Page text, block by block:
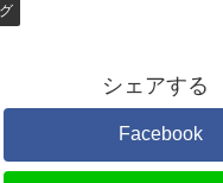
シェアする
Facebook